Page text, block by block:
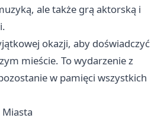
ale także grą aktorską i
okazji, aby doświadczyć
mieście. To wydarzenie z
w pamięci wszystkich